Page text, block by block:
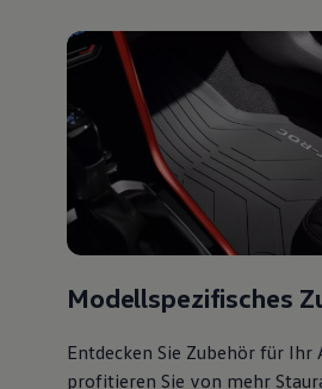
Modellspezifisches
Entdecken Sie Zubehör für Ihr
profitieren Sie von mehr